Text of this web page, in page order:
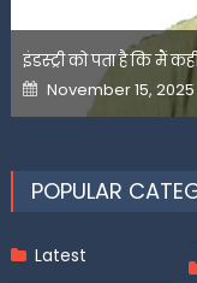
इंडस्ट्री को पता है कि मैं
Posted
on
November 15, 2025
POPULAR
Latest